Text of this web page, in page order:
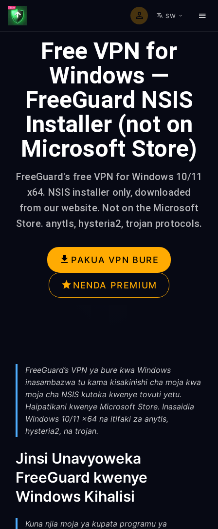
SW
Free VPN for
Windows —
FreeGuard NSIS
Installer (not on
Microsoft Store)
FreeGuard's free VPN for Windows 10/11
x64. NSIS installer only, downloaded
from our website. Not on the Microsoft
Store. anytls, hysteria2, trojan protocols.
PAKUA VPN BURE
NENDA PREMIUM
FreeGuard’s VPN ya bure kwa Windows
inasambazwa tu kama kisakinishi cha moja kwa
moja cha NSIS kutoka kwenye tovuti yetu.
Haipatikani kwenye Microsoft Store. Inasaidia
Windows 10/11 x64 na itifaki za anytls,
hysteria2, na trojan.
Jinsi Unavyoweka
FreeGuard kwenye
Windows Kihalisi
Kuna njia moja ya kupata programu ya